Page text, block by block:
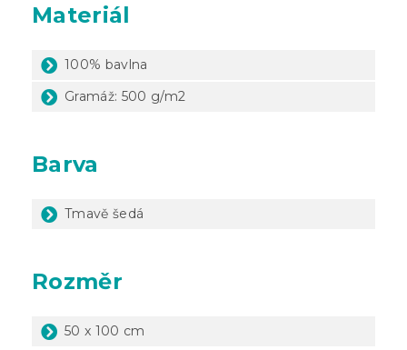
Materiál
100% bavlna
Gramáž: 500 g/m2
Barva
Tmavě šedá
Rozměr
50 x 100 cm